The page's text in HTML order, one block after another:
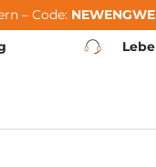
– Code: NEWENGWE